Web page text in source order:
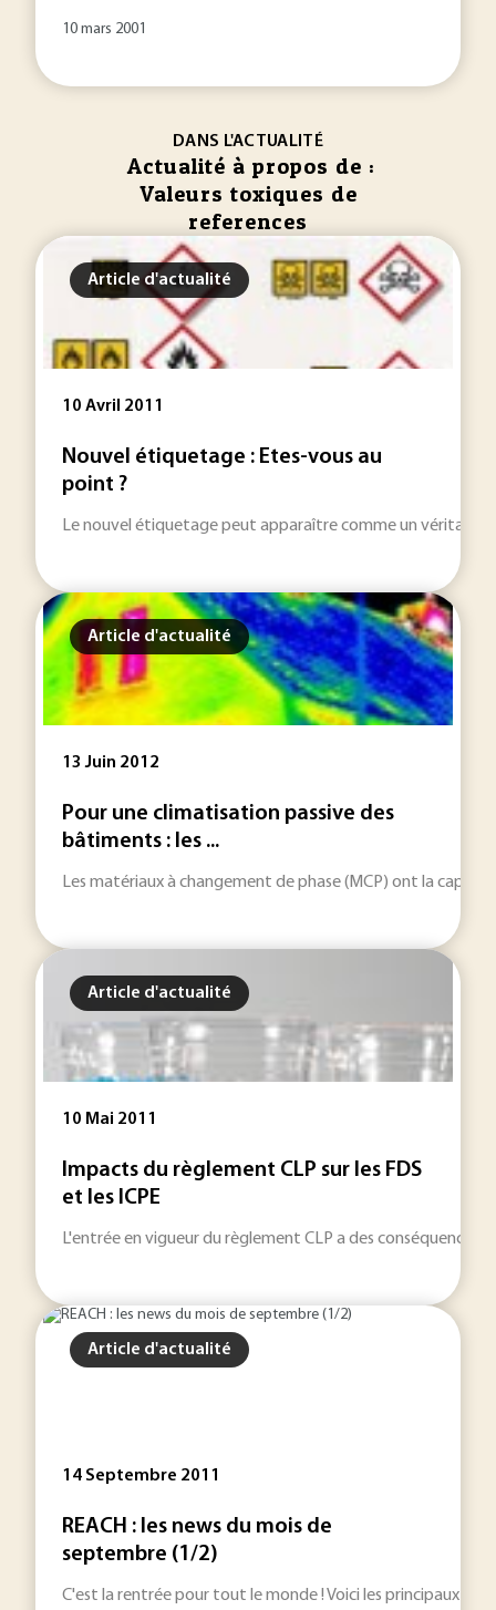
10 mars 2001
DANS L'ACTUALITÉ
Actualité à propos de :
Valeurs toxiques de
references
Article d'actualité
10 Avril 2011
Nouvel étiquetage : Etes-vous au
point ?
Le nouvel étiquetage peut apparaître comme un véritable
Article d'actualité
13 Juin 2012
Pour une climatisation passive des
bâtiments : les ...
Les matériaux à changement de phase (MCP) ont la
Article d'actualité
10 Mai 2011
Impacts du règlement CLP sur les FDS
et les ICPE
L'entrée en vigueur du règlement CLP a des conséquences
Article d'actualité
14 Septembre 2011
REACH : les news du mois de
septembre (1/2)
C'est la rentrée pour tout le monde ! Voici les principaux